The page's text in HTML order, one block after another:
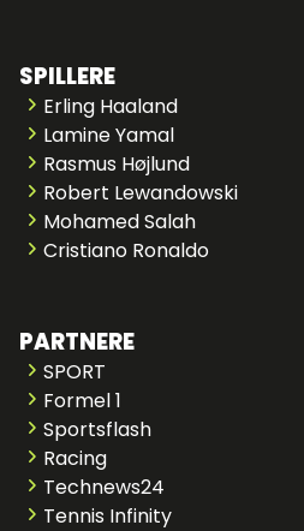
SPILLERE
Erling Haaland
Lamine Yamal
Rasmus Højlund
Robert Lewandowski
Mohamed Salah
Cristiano Ronaldo
PARTNERE
SPORT
Formel 1
Sportsflash
Racing
Technews24
Tennis Infinity